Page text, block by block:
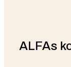
ALFAs